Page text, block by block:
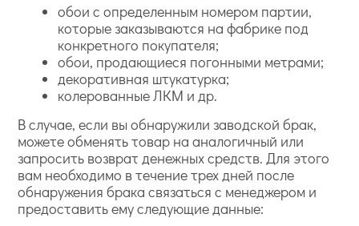
обои с определенным номером партии,
которые заказываются на фабрике под
конкретного покупателя;
обои, продающиеся погонными метрами;
декоративная штукатурка;
колерованные ЛКМ и др.
В случае, если вы обнаружили заводской брак,
можете обменять товар на аналогичный или
запросить возврат денежных средств. Для этого
вам необходимо в течение трех дней после
обнаружения брака связаться с менеджером и
предоставить ему следующие данные: